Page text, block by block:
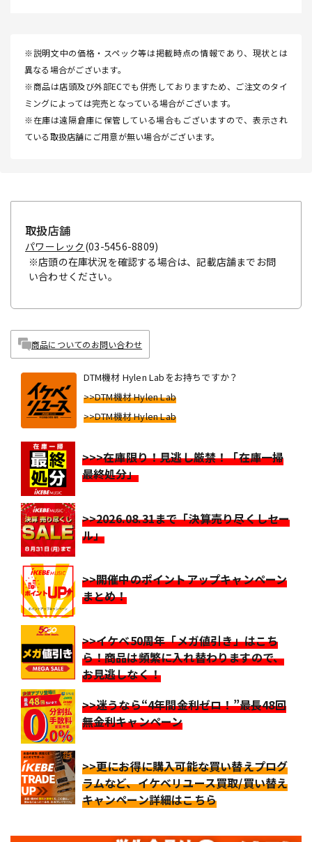
※説明文中の価格・スペック等は掲載時点の情報であり、現状とは
異なる場合がございます。
※商品は店頭及び外部ECでも併売しておりますため、ご注文のタイ
ミングによっては完売となっている場合がございます。
※在庫は遠隔倉庫に保管している場合もございますので、表示され
ている取扱店舗にご用意が無い場合がございます。
取扱店舗
パワーレック (03-5456-8809)
※店頭の在庫状況を確認する場合は、記載店舗までお問
い合わせください。
商品についてのお問い合わせ
DTM機材 Hylen Labをお持ちですか？
>>DTM機材 Hylen Lab
>>DTM機材 Hylen Lab
>>>在庫限り！見逃し厳禁！「在庫一掃
最終処分」
>>2026.08.31まで「決算売り尽くしセー
ル」
>>開催中のポイントアップキャンペーン
まとめ！
>>イケベ50周年「メガ値引き」はこち
ら！商品は頻繁に入れ替わりますので、
お見逃しなく！
>>迷うなら“4年間金利ゼロ！”最長48回
無金利キャンペーン
>>更にお得に購入可能な買い替えプログ
ラムなど、イケベリユース買取/買い替え
キャンペーン詳細はこちら